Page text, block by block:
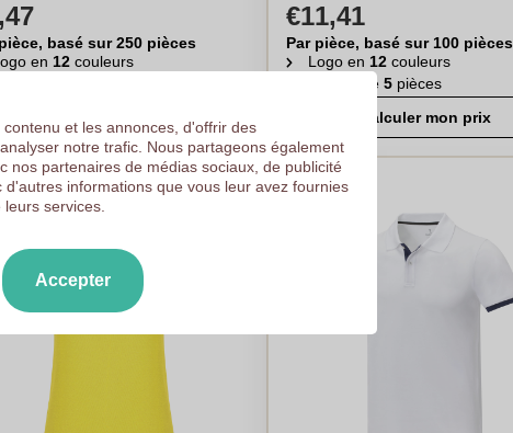
basé sur 250 pièces
en 12couleurs
€11,41
Par pièce, basé sur 100 pièces
Logo en 12couleurs
A partir de 5pièces
Calculer mon prix
et les annonces, d'offrir des
notre trafic. Nous partageons également
nos partenaires de médias sociaux, de publicité
informations que vous leur avez fournies
services.
Accepter